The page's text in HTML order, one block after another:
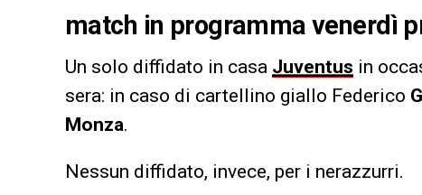
match in programma venerdì
Un solo diffidato in casa Juventus in
sera: in caso di cartellino giallo Federico
Monza.
Nessun diffidato, invece, per i nerazzurri.